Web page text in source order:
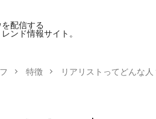
配信する
ンド情報サイト。
特徴 リアリストってどんな